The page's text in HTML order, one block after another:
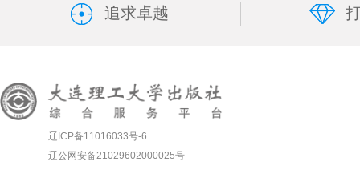
追求卓越
辽ICP备11016033号-6
辽公网安备21029602000025号